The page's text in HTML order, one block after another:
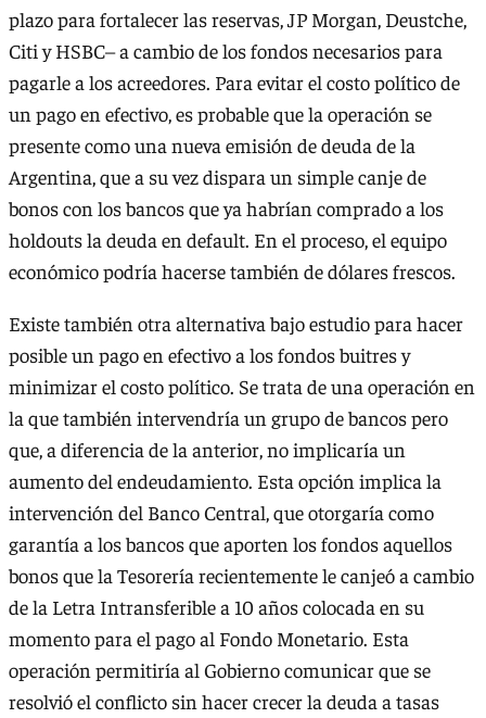
plazo para fortalecer las reservas, JP Morgan, Deustche,
Citi y HSBC– a cambio de los fondos necesarios para
pagarle a los acreedores. Para evitar el costo político de
un pago en efectivo, es probable que la operación se
presente como una nueva emisión de deuda de la
Argentina, que a su vez dispara un simple canje de
bonos con los bancos que ya habrían comprado a los
holdouts la deuda en default. En el proceso, el equipo
económico podría hacerse también de dólares frescos.
Existe también otra alternativa bajo estudio para hacer
posible un pago en efectivo a los fondos buitres y
minimizar el costo político. Se trata de una operación en
la que también intervendría un grupo de bancos pero
que, a diferencia de la anterior, no implicaría un
aumento del endeudamiento. Esta opción implica la
intervención del Banco Central, que otorgaría como
garantía a los bancos que aporten los fondos aquellos
bonos que la Tesorería recientemente le canjeó a cambio
de la Letra Intransferible a 10 años colocada en su
momento para el pago al Fondo Monetario. Esta
operación permitiría al Gobierno comunicar que se
resolvió el conflicto sin hacer crecer la deuda a tasas